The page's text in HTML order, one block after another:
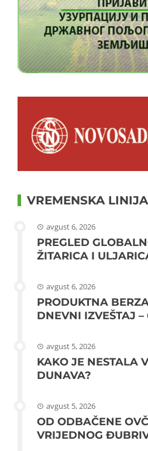
VREMENSKA LINIJA
avgust 6, 2026
PREGLED
ŽITARICA I
avgust 6, 2026
PRODUKTNA
DNEVNI IZVEŠTAJ
avgust 5, 2026
KAKO JE NESTALA
DUNAVA?
avgust 5, 2026
OD ODBAČENE
VRIJEDNOG